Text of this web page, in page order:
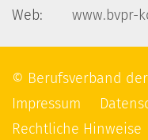
Web:
www.bvpr-
© Berufsverband
Impressum
Rechtliche Hinweise